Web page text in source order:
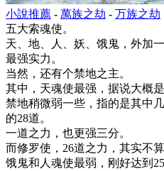
小說推薦 - 萬族之劫 - 万族之劫
五大索魂使。
天、地、人、妖、饿鬼，外加
最强实力。
当然，还有个禁地之主。
其中，天魂使最强，据说大概
禁地稍微弱一些，指的是其中
的28道。
一道之力，也更强三分。
而修罗使，26道之力，其实不
饿鬼和人魂使最弱，刚好达到25